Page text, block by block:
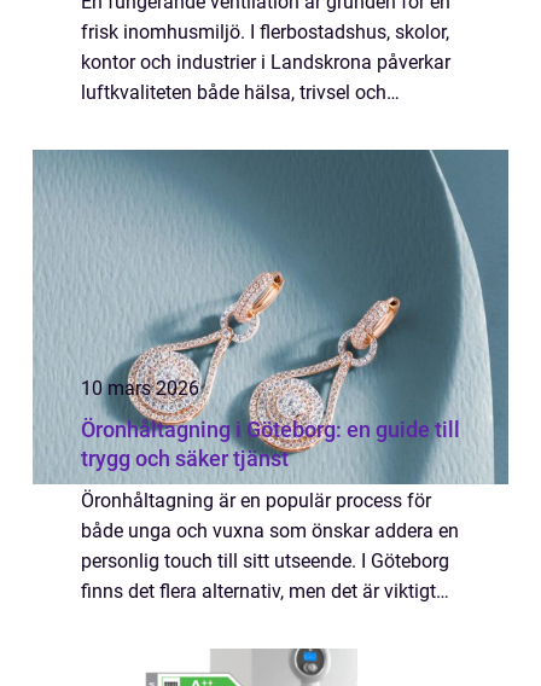
frisk inomhusmiljö. I flerbostadshus, skolor,
kontor och industrier i Landskrona påverkar
luftkvaliteten både hälsa, trivsel och
inte sköts ordentligt märks det snabb...
10 mars 2026
Öronhåltagning i Göteborg: en guide till
trygg och säker tjänst
Öronhåltagning är en populär process för
både unga och vuxna som önskar addera en
personlig touch till sitt utseende. I Göteborg
finns det flera alternativ, men det är viktigt